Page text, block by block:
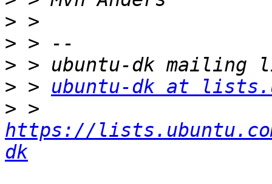
>
>
>
> > ubuntu-dk at
>
https://
dk